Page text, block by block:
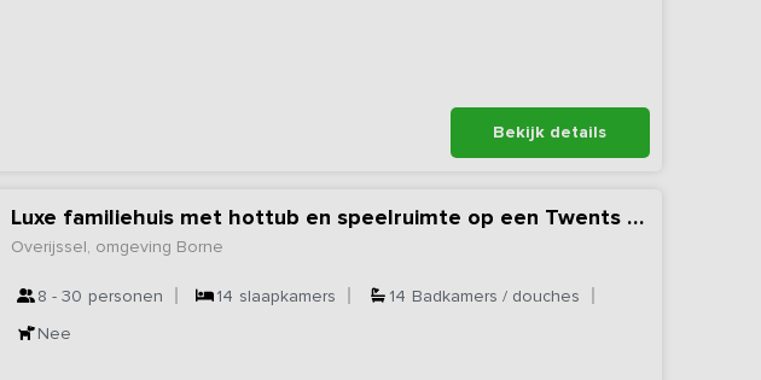
Bekijk details
Luxe familiehuis met hottub en speelruimte op een Twents erf
Overijssel, omgeving Borne
8 - 30 personen 14 slaapkamers 14 Badkamers / douches
Nee